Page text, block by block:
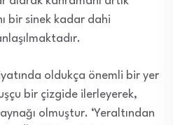
bir sinek kadar dahi
oldukça önemli bir yer
bir çizgide ilerleyerek,
olmuştur. ‘Yeraltından